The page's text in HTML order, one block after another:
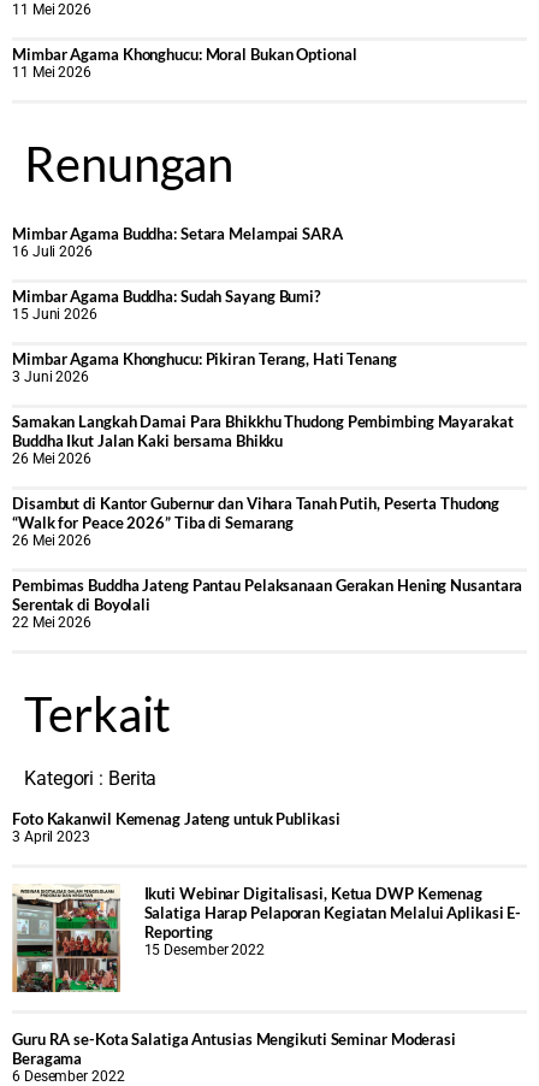
11 Mei 2026
Mimbar Agama Khonghucu: Moral Bukan Optional
11 Mei 2026
Renungan
Mimbar Agama Buddha: Setara Melampai SARA
16 Juli 2026
Mimbar Agama Buddha: Sudah Sayang Bumi?
15 Juni 2026
Mimbar Agama Khonghucu: Pikiran Terang, Hati Tenang
3 Juni 2026
Samakan Langkah Damai Para Bhikkhu Thudong Pembimbing Mayarakat
Buddha Ikut Jalan Kaki bersama Bhikku
26 Mei 2026
Disambut di Kantor Gubernur dan Vihara Tanah Putih, Peserta Thudong
“Walk for Peace 2026” Tiba di Semarang
26 Mei 2026
‎Pembimas Buddha Jateng Pantau Pelaksanaan Gerakan Hening Nusantara
Serentak di Boyolali
22 Mei 2026
Terkait
Kategori : Berita
Foto Kakanwil Kemenag Jateng untuk Publikasi
3 April 2023
Ikuti Webinar Digitalisasi, Ketua DWP Kemenag
Salatiga Harap Pelaporan Kegiatan Melalui Aplikasi E-
Reporting
15 Desember 2022
Guru RA se-Kota Salatiga Antusias Mengikuti Seminar Moderasi
Beragama
6 Desember 2022